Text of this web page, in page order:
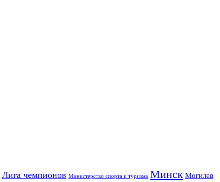
Лига чемпионов Министерство спорта и туризма Минск Могилев